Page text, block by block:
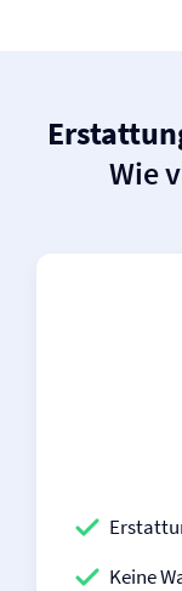
Wie
Keine